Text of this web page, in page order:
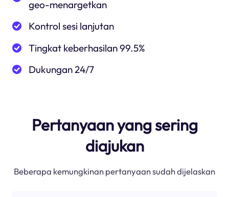
geo-menargetkan
Kontrol sesi lanjutan
Tingkat keberhasilan 99.5%
Dukungan 24/7
Pertanyaan yang sering
diajukan
Beberapa kemungkinan pertanyaan sudah dijelaskan